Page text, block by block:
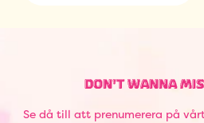
DON'T WANNA
Se då till att prenumerera på